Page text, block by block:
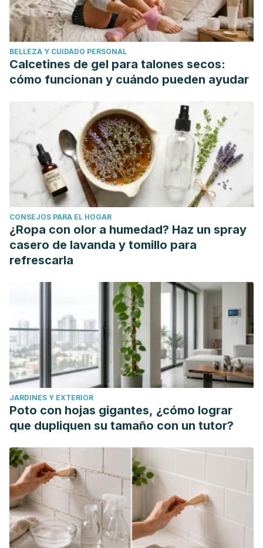
BELLEZA Y CUIDADO PERSONAL
Calcetines de gel para talones secos:
cómo funcionan y cuándo pueden ayudar
CONSEJOS PARA EL HOGAR
¿Ropa con olor a humedad? Haz un spray
casero de lavanda y tomillo para
refrescarla
JARDINES Y EXTERIOR
Poto con hojas gigantes, ¿cómo lograr
que dupliquen su tamaño con un tutor?